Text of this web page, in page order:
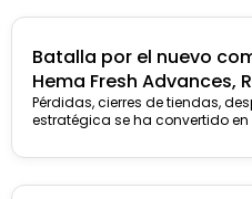
Batalla por el nuevo
Hema Fresh Advances,
Maicai
Pérdidas, cierres de tiendas,
estratégica se ha convertido